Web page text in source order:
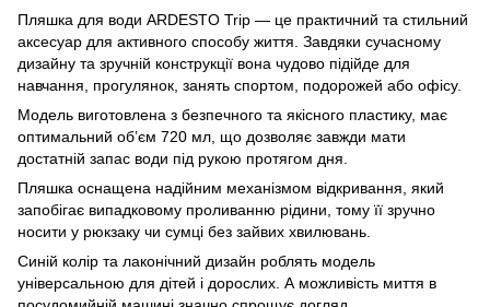
Пляшка для води ARDESTO Trip — це практичний та стильний
аксесуар для активного способу життя. Завдяки сучасному
дизайну та зручній конструкції вона чудово підійде для
навчання, прогулянок, занять спортом, подорожей або офісу.
Модель виготовлена з безпечного та якісного пластику, має
оптимальний об’єм 720 мл, що дозволяє завжди мати
достатній запас води під рукою протягом дня.
Пляшка оснащена надійним механізмом відкривання, який
запобігає випадковому проливанню рідини, тому її зручно
носити у рюкзаку чи сумці без зайвих хвилювань.
Синій колір та лаконічний дизайн роблять модель
універсальною для дітей і дорослих. А можливість миття в